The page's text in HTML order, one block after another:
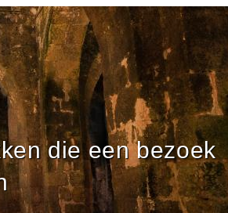
die een bezoek